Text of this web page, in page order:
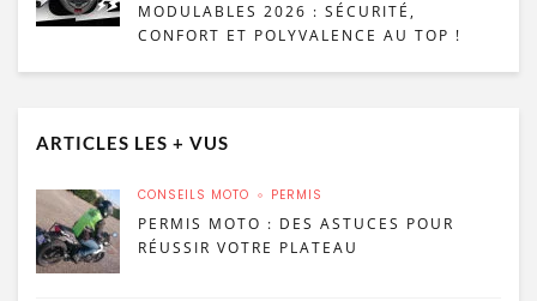
MODULABLES 2026 : SÉCURITÉ,
CONFORT ET POLYVALENCE AU TOP !
ARTICLES LES + VUS
CONSEILS MOTO PERMIS
PERMIS MOTO : DES ASTUCES POUR
RÉUSSIR VOTRE PLATEAU